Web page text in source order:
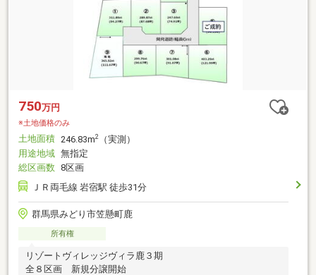
750万円
※土地価格のみ
土地面積 246.83m2
（実測）
用途地域 無指定
総区画数 8区画
ＪＲ両毛線 岩宿駅 徒歩31分
群馬県みどり市笠懸町鹿
所有権
リゾートヴィレッジヴィラ鹿３期
全８区画 新規分譲開始